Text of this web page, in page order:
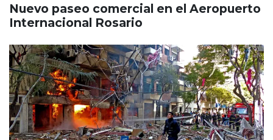
Nuevo paseo comercial en el Aeropuerto
Internacional Rosario